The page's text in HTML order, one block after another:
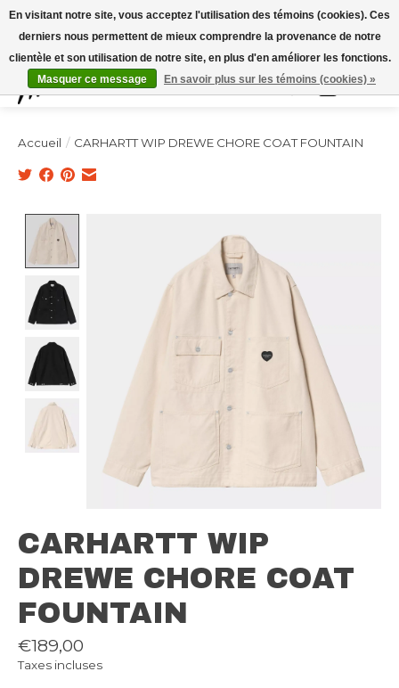
Expédition sous 48h / Livraison gratuite dès 150€ d'achats / -10% avec le code
"4MILKZOO"
Liste de
Panier
Accueil / CARHARTT WIP DREWE CHORE COAT FOUNTAIN
CARHARTT WIP
DREWE CHORE COAT
FOUNTAIN
€189,00
Taxes incluses
En visitant notre site, vous acceptez l'utilisation des témoins (cookies). Ces
derniers nous permettent de mieux comprendre la provenance de notre
clientèle et son utilisation de notre site, en plus d'en améliorer les fonctions.
Masquer ce message
En savoir plus sur les témoins (cookies) »